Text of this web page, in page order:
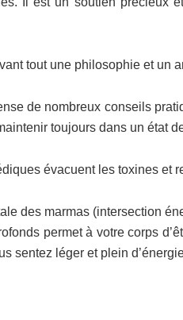
tout une philosophie et un
de nombreux conseils
toujours dans un état
évacuent les toxines et
des marmas (intersection
permet à votre corps
sentez léger et plein